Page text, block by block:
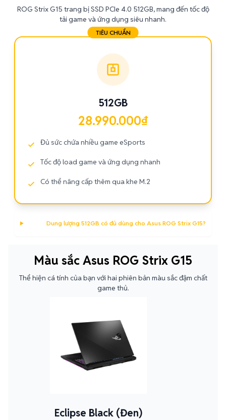
ROG Strix G15 trang bị SSD PCIe 4.0 512GB, mang đến tốc độ
tải game và ứng dụng siêu nhanh.
TIÊU CHUẨN
512GB
28.990.000₫
Đủ sức chứa nhiều game eSports
Tốc độ load game và ứng dụng nhanh
Có thể nâng cấp thêm qua khe M.2
Dung lượng 512GB có đủ dùng cho Asus ROG Strix G15?
Màu sắc Asus ROG Strix G15
Thể hiện cá tính của bạn với hai phiên bản màu sắc đậm chất
game thủ.
Eclipse Black (Đen)